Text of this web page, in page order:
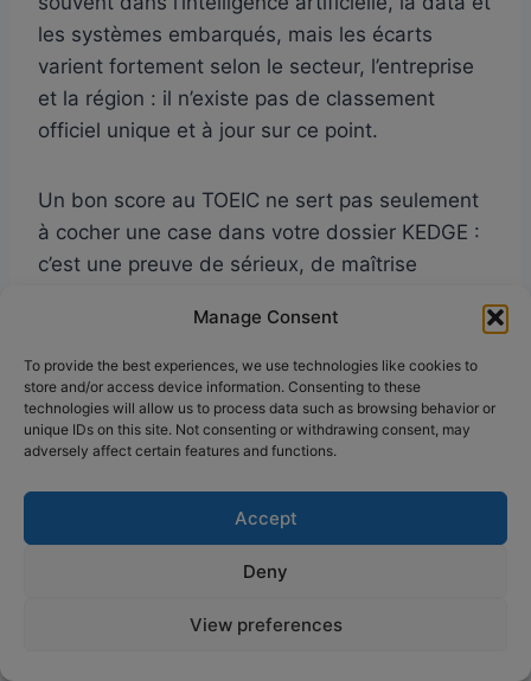
Manage Consent
To provide the best experiences, we use technologies like cookies to
store and/or access device information. Consenting to these
technologies will allow us to process data such as browsing behavior or
unique IDs on this site. Not consenting or withdrawing consent, may
adversely affect certain features and functions.
Accept
Deny
View preferences
les systèmes embarqués, mais les écarts
varient fortement selon le secteur, l’entreprise
et la région : il n’existe pas de classement
officiel unique et à jour sur ce point.
Un bon score au TOEIC ne sert pas seulement
à cocher une case dans votre dossier KEDGE :
c’est une preuve de sérieux, de maîtrise
Le seuil de 785 points est un point de départ,
visez 850 ou plus pour maximiser vos chances.
Pour progresser sur l’ensemble des sept parties
du test, retrouvez toute ma méthode dansma
préparation TOEIC complète. Et si vous voulez
voir concrètement comment j’ai construit mon
propre score, je reviens en détail sur ma
progression dansl’article sur mes 965 points
. Retrouvez aussi mes ebooks gratuits
cette page dédiée aux PDF TOEIC